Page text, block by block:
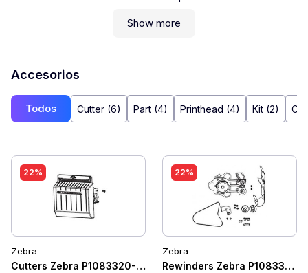
Show more
Accesorios
Todos Cutter (6) Part (4) Printhead (4) Kit (2)
22%
Zebra
Cutters Zebra P1083320-135
22%
Zebra
Rewinders Zebra P1083320-